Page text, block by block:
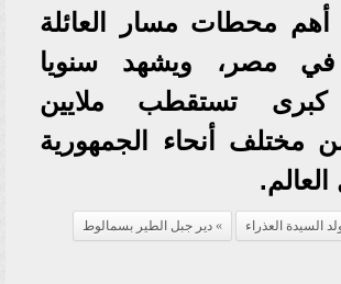
أهم محطات مسار العائلة
في مصر، ويشهد سنويا
كبرى تستقطب ملايين
مختلف أنحاء الجمهورية
السيدة العذراء
دير جبل الطير بسمالوط